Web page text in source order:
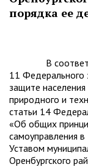
порядка ее
В
11
защите
природного и
статьи 14
«Об общих
самоуправления
Уставом
Оренбургского